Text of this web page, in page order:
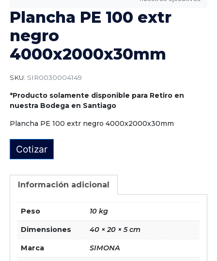
Plancha PE 100 extr
negro
4000x2000x30mm
SKU: SIR0030004149
*Producto solamente disponible para Retiro en
nuestra Bodega en Santiago
Plancha PE 100 extr negro 4000x2000x30mm
Cotizar
Información adicional
Peso 10 kg
Dimensiones 40 × 20 × 5 cm
Marca SIMONA